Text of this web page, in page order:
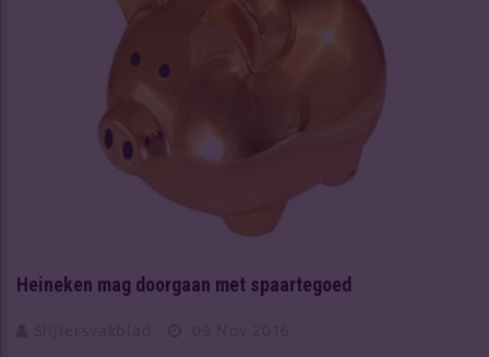
Heineken mag doorgaan met spaartegoed